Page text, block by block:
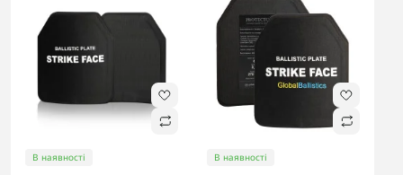
В наявності В наявності